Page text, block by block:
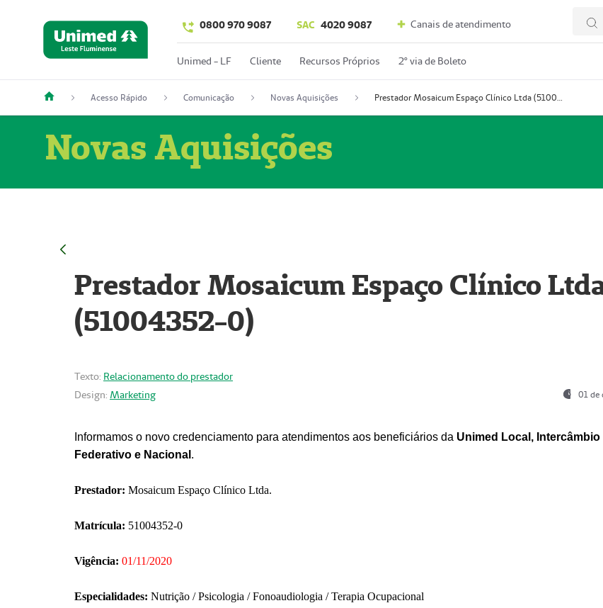
0800 970 9087 SAC 4020 9087 Canais de atendimento
Unimed - LF Cliente Recursos Próprios 2º via de Boleto
Acesso Rápido Comunicação Novas Aquisições Prestador Mosaicum Espaço Clínico Ltda (51004352-0)
Novas Aquisições
Prestador Mosaicum Espaço Clínico
(51004352-0)
Texto: Relacionamento do prestador
Design: Marketing 01 de
Informamos o novo credenciamento para atendimentos aos beneficiários da Unimed Local, Intercâmbio
Federativo e Nacional .
Prestador: Mosaicum Espaço Clínico Ltda.
Matrícula: 51004352-0
Vigência: 01/11/2020
Especialidades: Nutrição / Psicologia / Fonoaudiologia / Terapia Ocupacional